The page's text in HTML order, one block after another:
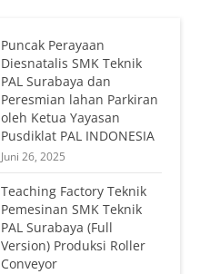
Puncak Perayaan
Diesnatalis SMK Teknik
PAL Surabaya dan
Peresmian lahan Parkiran
oleh Ketua Yayasan
Pusdiklat PAL INDONESIA
Juni 26, 2025
Teaching Factory Teknik
Pemesinan SMK Teknik
PAL Surabaya (Full
Version) Produksi Roller
Conveyor